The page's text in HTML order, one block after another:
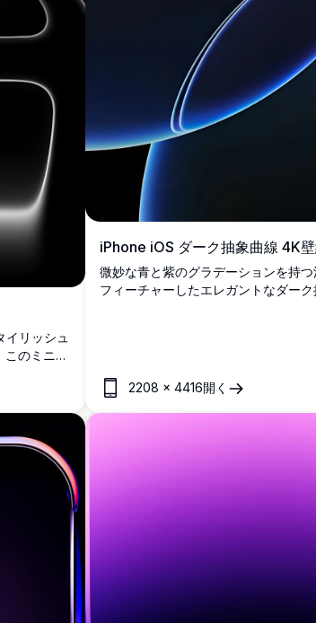
リッシュ
のミニマ
ます。
iPhone iOS ダーク抽象曲線 4K
微妙な青と紫のグラデーションを持
フィーチャーしたエレガントなダー
2208 ×4416開く